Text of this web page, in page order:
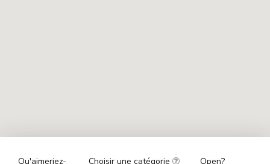
Qu'aimeriez-
Choisir une catégorie
Open?